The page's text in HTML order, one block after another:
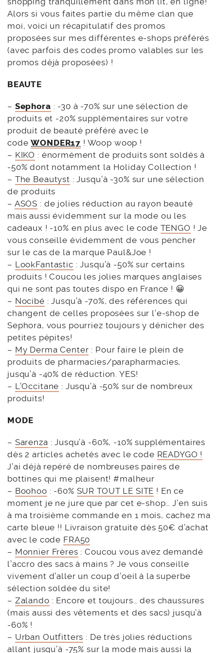
Alors si vous faites partie du même clan que
moi, voici un récapitulatif des promos
proposées sur mes différentes e-shops préférés
(avec parfois des codes promo valables sur les
promos déjà proposées) !
BEAUTE
– Sephora : -30 à -70% sur une sélection de
produits et -20% supplémentaires sur votre
produit de beauté préféré avec le
codeWONDER17 ! Woop woop !
– KIKO : énormément de produits sont soldés à
-50% dont notamment la Holiday Collection !
– The Beautyst : Jusqu’à -30% sur une sélection
de produits
– ASOS : de jolies réduction au rayon beauté
mais aussi évidemment sur la mode ou les
cadeaux ! -10% en plus avec le code TENGO ! Je
vous conseille évidemment de vous pencher
sur le cas de la marque Paul&Joe !
– LookFantastic : Jusqu’à -50% sur certains
produits ! Coucou les jolies marques anglaises
qui ne sont pas toutes dispo en France ! 😀
– Nocibé : Jusqu’à -70%, des références qui
changent de celles proposées sur l’e-shop de
Sephora, vous pourriez toujours y dénicher des
petites pépites!
– My Derma Center : Pour faire le plein de
produits de pharmacies/parapharmacies,
jusqu’à -40% de réduction. YES!
– L’Occitane : Jusqu’à -50% sur de nombreux
produits!
MODE
– Sarenza : Jusqu’à -60%, -10% supplémentaires
dès 2 articles achetés avec le code READYGO !
J’ai déjà repéré de nombreuses paires de
bottines qui me plaisent! #malheur
– Boohoo : -60% SUR TOUT LE SITE ! En ce
moment je ne jure que par cet e-shop… J’en suis
à ma troisième commande en 1 mois, cachez ma
carte bleue !! Livraison gratuite dès 50€ d’achat
avec le code FRA50
– Monnier Frères : Coucou vous avez demandé
l’accro des sacs à mains ? Je vous conseille
vivement d’aller un coup d’oeil à la superbe
sélection soldée du site!
– Zalando : Encore et toujours… des chaussures
(mais aussi des vêtements et des sacs) jusqu’à
-60% !
– Urban Outfitters : De très jolies réductions
allant jusqu’à -75% sur la mode mais aussi la